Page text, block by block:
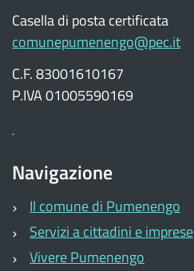
Casella di posta certificata
comunepumenengo@pec.it
C.F. 83001610167
P.IVA 01005590169
Navigazione
Il comune di Pumenengo
Servizi a cittadini e imprese
Vivere Pumenengo